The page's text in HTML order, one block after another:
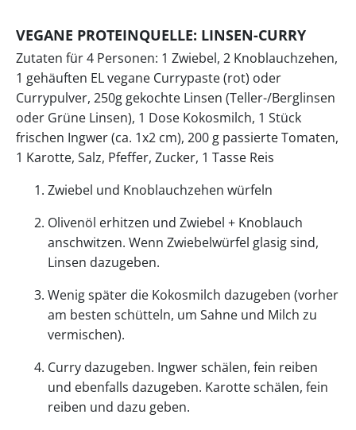
VEGANE PROTEINQUELLE: LINSEN-CURRY
Zutaten für 4 Personen: 1 Zwiebel, 2 Knoblauchzehen,
1 gehäuften EL vegane Currypaste (rot) oder
Currypulver, 250g gekochte Linsen (Teller-/Berglinsen
oder Grüne Linsen), 1 Dose Kokosmilch, 1 Stück
frischen Ingwer (ca. 1x2 cm), 200 g passierte Tomaten,
1 Karotte, Salz, Pfeffer, Zucker, 1 Tasse Reis
Zwiebel und Knoblauchzehen würfeln
Olivenöl erhitzen und Zwiebel + Knoblauch
anschwitzen. Wenn Zwiebelwürfel glasig sind,
Linsen dazugeben.
Wenig später die Kokosmilch dazugeben (vorher
am besten schütteln, um Sahne und Milch zu
vermischen).
Curry dazugeben. Ingwer schälen, fein reiben
und ebenfalls dazugeben. Karotte schälen, fein
reiben und dazu geben.